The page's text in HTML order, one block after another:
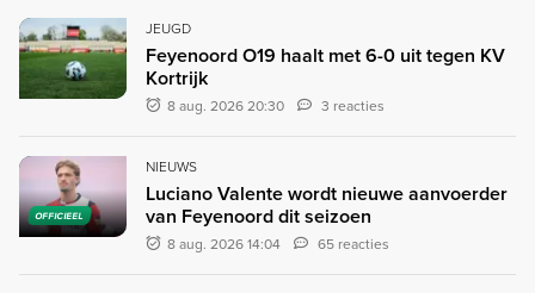
JEUGD
Feyenoord O19 haalt met 6-0 uit tegen KV
Kortrijk
8 aug. 2026 20:30 3 reacties
OFFICIEEL
NIEUWS
Luciano Valente wordt nieuwe aanvoerder
van Feyenoord dit seizoen
8 aug. 2026 14:04 65 reacties